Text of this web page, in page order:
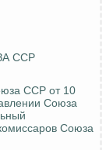
ССР
ССР от 10
Союза
Союза